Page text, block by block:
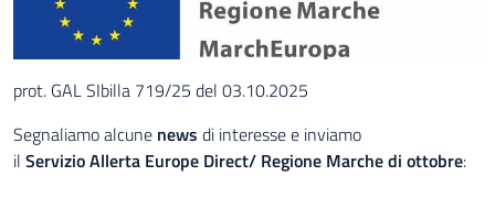
prot. GAL SIbilla 719/25 del 03.10.2025
Segnaliamo alcune news di interesse e inviamo
il Servizio Allerta Europe Direct/ Regione Marche di ottobre: